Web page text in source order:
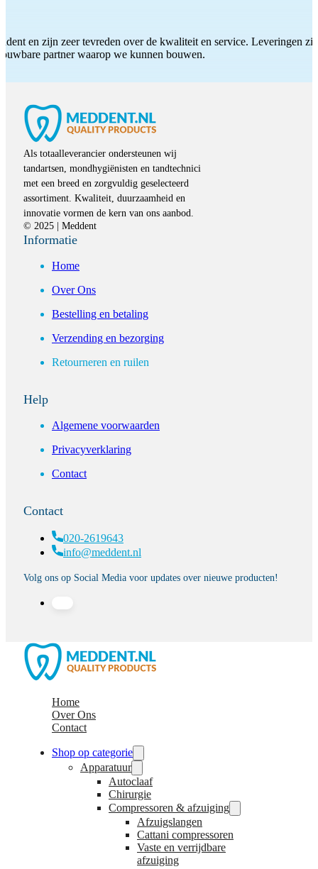
en zijn zeer tevreden over de kwaliteit en service. Leveringen
partner waarop we kunnen bouwen.
Als totaalleverancier ondersteunen wij
tandartsen, mondhygiënisten en tandtechnici
met een breed en zorgvuldig geselecteerd
assortiment. Kwaliteit, duurzaamheid en
innovatie vormen de kern van ons aanbod.
© 2025 | Meddent
Informatie
Home
Over Ons
Bestelling en betaling
Verzending en bezorging
Retourneren en ruilen
Help
Algemene voorwaarden
Privacyverklaring
Contact
Contact
020-2619643
info@meddent.nl
Volg ons op Social Media voor updates over nieuwe producten!
Home
Over Ons
Contact
Shop op categorie
Apparatuur
Autoclaaf
Chirurgie
Compressoren & afzuiging
Afzuigslangen
Cattani compressoren
Vaste en verrijdbare
afzuiging